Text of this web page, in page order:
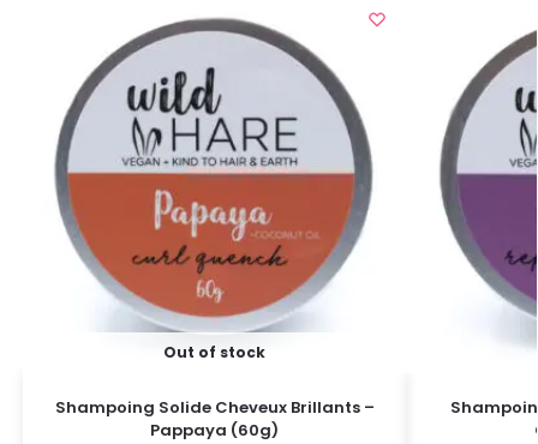
Out of stock
Shampoing Solide Cheveux Brillants –
Pappaya (60g)